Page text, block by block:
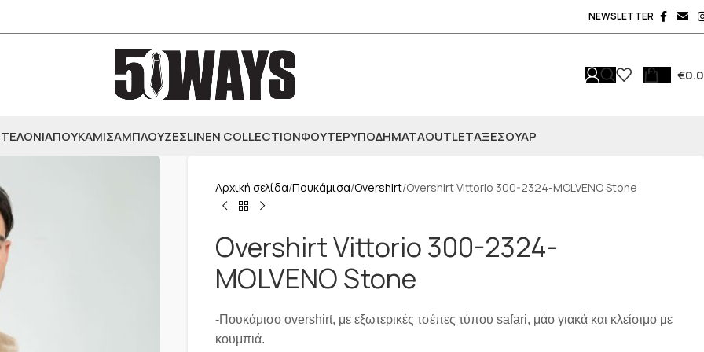
NEWSLETTER
€
ΠΟΥΚΑΜΙΣΑΜΠΛΟΥΖΕΣLINEN COLLECTIONΦΟΥΤΕΡΥΠΟΔΗΜΑΤΑOUTLETΑΞΕΣΟΥΆΡ
Αρχική σελίδα Πουκάμισα Overshirt Overshirt Vittorio 300-2324-MOLVENO Stone
Overshirt Vittorio 300-2324-
MOLVENO Stone
-Πουκάμισο overshirt, με εξωτερικές τσέπες τύπου safari, μάο γιακά και κλείσιμο με
κουμπιά.